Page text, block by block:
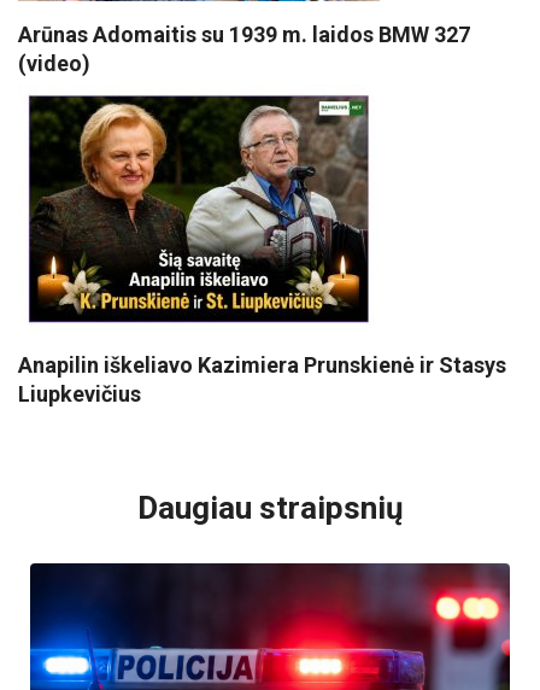
Arūnas Adomaitis su 1939 m. laidos BMW 327
(video)
Anapilin iškeliavo Kazimiera Prunskienė ir Stasys
Liupkevičius
Daugiau straipsnių